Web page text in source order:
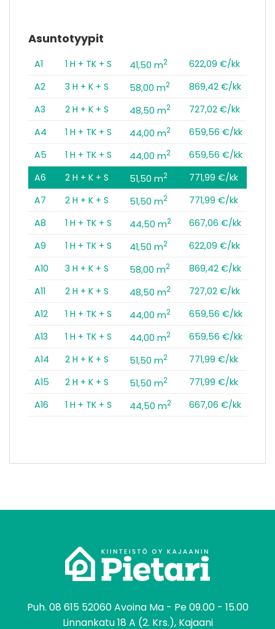
Asuntotyypit
A1 1 H + TK + S 41,50 m2
622,09 €/kk
A2
3 H + K + S 58,00 m2
869,42 €/kk
A3
2 H + K + S 48,50 m2
727,02 €/kk
A4
1 H + TK + S 44,00 m2
659,56 €/kk
A5
1 H + TK + S 44,00 m2
659,56 €/kk
A6
2 H + K + S 51,50 m2
771,99 €/kk
A7
2 H + K + S 51,50 m2
771,99 €/kk
A8
1 H + TK + S 44,50 m2
667,06 €/kk
A9
1 H + TK + S 41,50 m2
622,09 €/kk
A10
3 H + K + S 58,00 m2
869,42 €/kk
A11
2 H + K + S 48,50 m2
727,02 €/kk
A12
1 H + TK + S 44,00 m2
659,56 €/kk
A13
1 H + TK + S 44,00 m2
659,56 €/kk
A14
2 H + K + S 51,50 m2
771,99 €/kk
A15
2 H + K + S 51,50 m2
771,99 €/kk
A16
1 H + TK + S 44,50 m2 667,06 €/kk
Puh. 08 615 52060Avoina Ma - Pe 09.00 - 15.00
Linnankatu 18 A (2. Krs.), Kajaani